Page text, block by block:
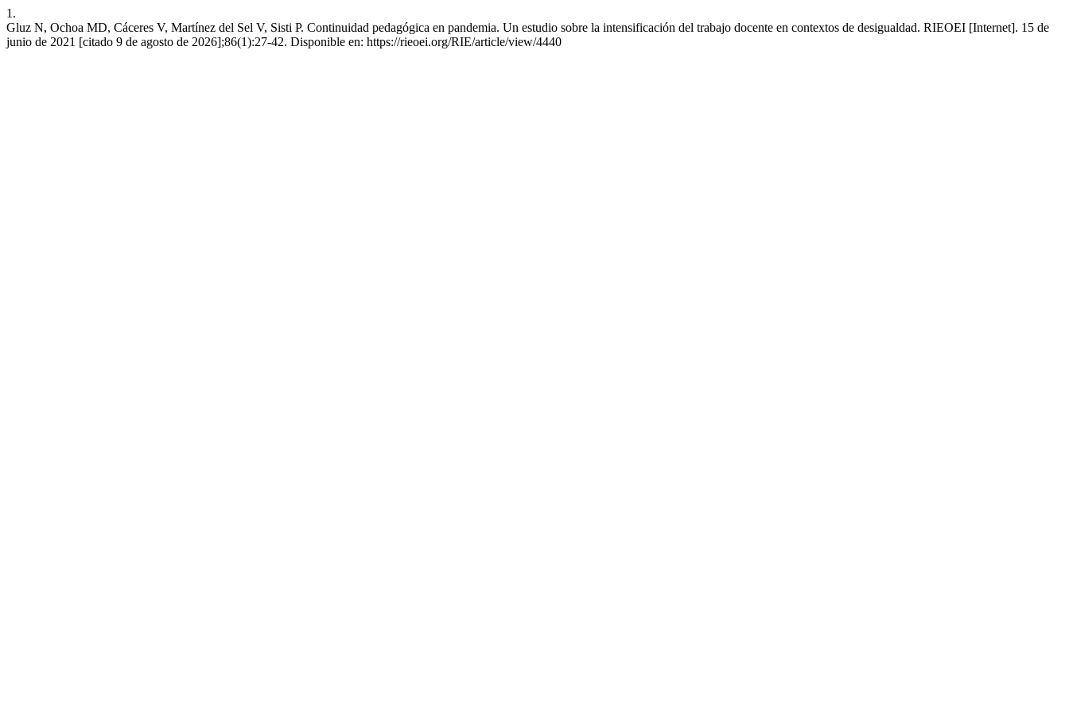
1.
Gluz N, Ochoa MD, Cáceres V, Martínez del Sel V, Sisti P. Continuidad pedagógica en pandemia. Un estudio sobre la intensificación del trabajo docente en contextos de desigualdad. RIEOEI [Internet]. 15 de
junio de 2021 [citado 9 de agosto de 2026];86(1):27-42. Disponible en: https://rieoei.org/RIE/article/view/4440